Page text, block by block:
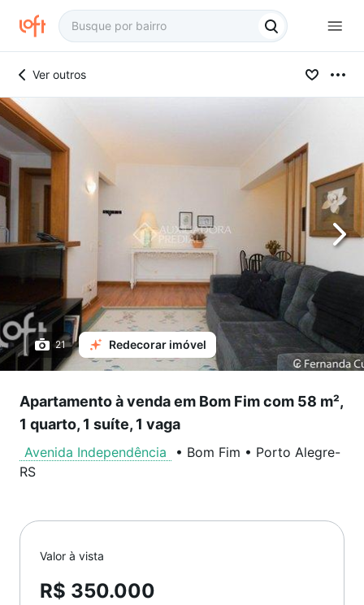
Ver outros
21 Redecorar imóvel
Apartamento à venda em Bom Fim com 58 m²,
1 quarto, 1 suíte, 1 vaga
Avenida Independência • Bom Fim • Porto Alegre-
RS
Valor à vista
R$ 350.000